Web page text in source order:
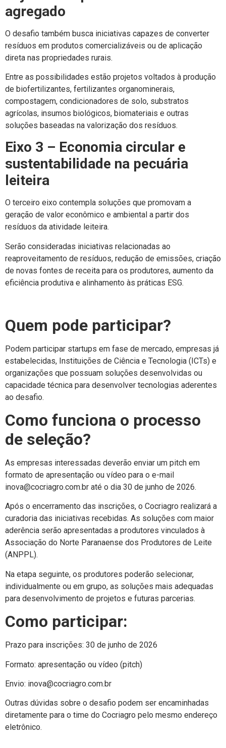
agregado
O desafio também busca iniciativas capazes de converter
resíduos em produtos comercializáveis ou de aplicação
direta nas propriedades rurais.
Entre as possibilidades estão projetos voltados à produção
de biofertilizantes, fertilizantes organominerais,
compostagem, condicionadores de solo, substratos
agrícolas, insumos biológicos, biomateriais e outras
soluções baseadas na valorização dos resíduos.
Eixo 3 – Economia circular e
sustentabilidade na pecuária
leiteira
O terceiro eixo contempla soluções que promovam a
geração de valor econômico e ambiental a partir dos
resíduos da atividade leiteira.
Serão consideradas iniciativas relacionadas ao
reaproveitamento de resíduos, redução de emissões, criação
de novas fontes de receita para os produtores, aumento da
eficiência produtiva e alinhamento às práticas ESG.
Quem pode participar?
Podem participar startups em fase de mercado, empresas já
estabelecidas, Instituições de Ciência e Tecnologia (ICTs) e
organizações que possuam soluções desenvolvidas ou
capacidade técnica para desenvolver tecnologias aderentes
ao desafio.
Como funciona o processo
de seleção?
As empresas interessadas deverão enviar um pitch em
formato de apresentação ou vídeo para o e-mail
inova@cocriagro.com.br até o dia 30 de junho de 2026.
Após o encerramento das inscrições, o Cocriagro realizará a
curadoria das iniciativas recebidas. As soluções com maior
aderência serão apresentadas a produtores vinculados à
Associação do Norte Paranaense dos Produtores de Leite
(ANPPL).
Na etapa seguinte, os produtores poderão selecionar,
individualmente ou em grupo, as soluções mais adequadas
para desenvolvimento de projetos e futuras parcerias.
Como participar:
Prazo para inscrições: 30 de junho de 2026
Formato: apresentação ou vídeo (pitch)
Envio: inova@cocriagro.com.br
Outras dúvidas sobre o desafio podem ser encaminhadas
diretamente para o time do Cocriagro pelo mesmo endereço
eletrônico.